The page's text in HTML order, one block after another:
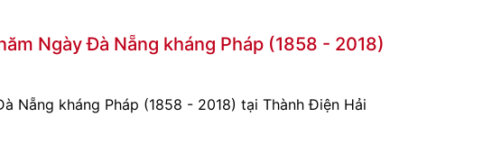
Ngày Đà Nẵng kháng Pháp (1858 - 2018)
Nẵng kháng Pháp (1858 - 2018) tại Thành Điện Hải